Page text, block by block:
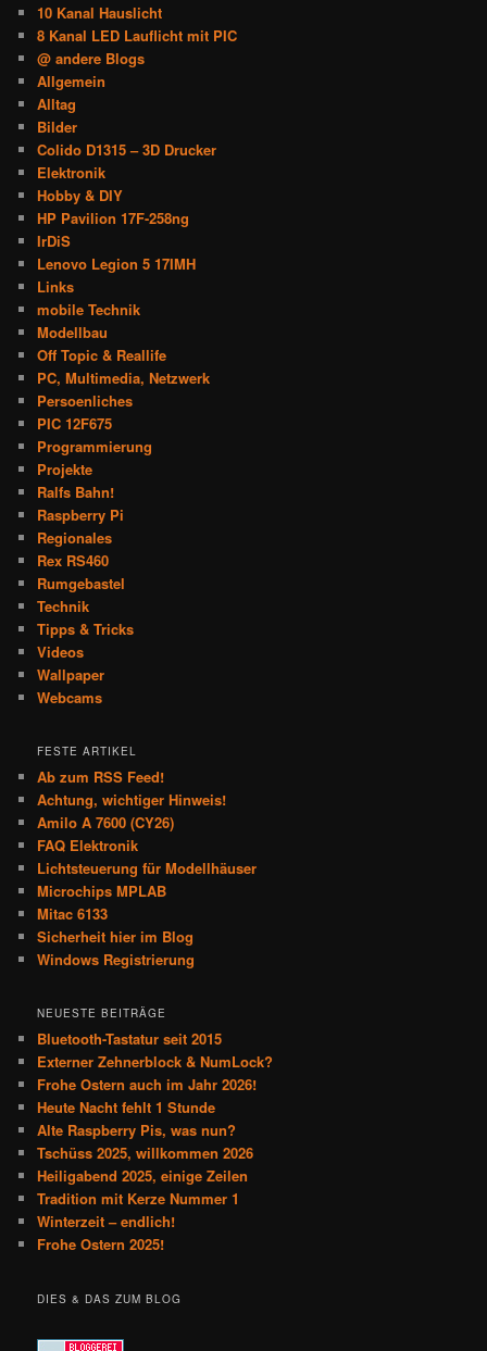
10 Kanal Hauslicht
8 Kanal LED Lauflicht mit PIC
@ andere Blogs
Allgemein
Alltag
Bilder
Colido D1315 – 3D Drucker
Elektronik
Hobby & DIY
HP Pavilion 17F-258ng
IrDiS
Lenovo Legion 5 17IMH
Links
mobile Technik
Modellbau
Off Topic & Reallife
PC, Multimedia, Netzwerk
Persoenliches
PIC 12F675
Programmierung
Projekte
Ralfs Bahn!
Raspberry Pi
Regionales
Rex RS460
Rumgebastel
Technik
Tipps & Tricks
Videos
Wallpaper
Webcams
FESTE ARTIKEL
Ab zum RSS Feed!
Achtung, wichtiger Hinweis!
Amilo A 7600 (CY26)
FAQ Elektronik
Lichtsteuerung für Modellhäuser
Microchips MPLAB
Mitac 6133
Sicherheit hier im Blog
Windows Registrierung
NEUESTE BEITRÄGE
Bluetooth-Tastatur seit 2015
Externer Zehnerblock & NumLock?
Frohe Ostern auch im Jahr 2026!
Heute Nacht fehlt 1 Stunde
Alte Raspberry Pis, was nun?
Tschüss 2025, willkommen 2026
Heiligabend 2025, einige Zeilen
Tradition mit Kerze Nummer 1
Winterzeit – endlich!
Frohe Ostern 2025!
DIES & DAS ZUM BLOG